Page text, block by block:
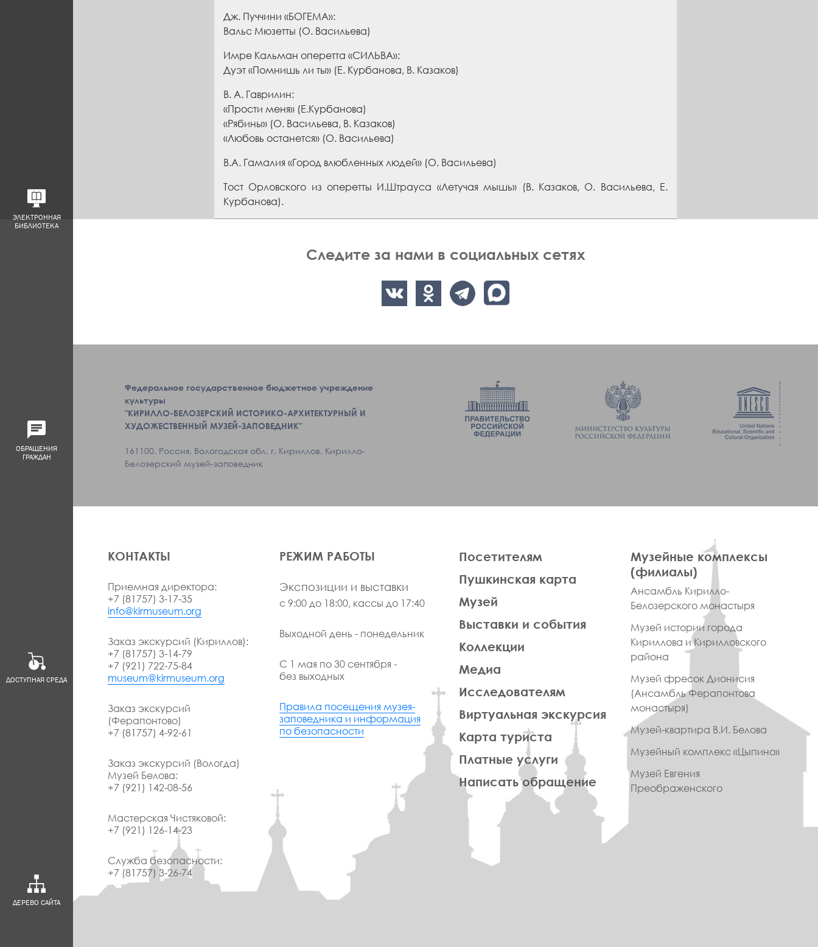
ЭЛЕКТРОННАЯ
БИБЛИОТЕКА
ОБРАЩЕНИЯ
ГРАЖДАН
ДОСТУПНАЯ СРЕДА
ДЕРЕВО САЙТА
Дж. Пуччини «БОГЕМА»:
Вальс Мюзетты (О. Васильева)
Имре Кальман оперетта «СИЛЬВА»:
Дуэт «Помнишь ли ты» (Е. Курбанова, В. Казаков)
В. А. Гаврилин:
«Прости меня» (Е.Курбанова)
«Рябины» (О. Васильева, В. Казаков)
«Любовь останется» (О. Васильева)
В.А. Гамалия «Город влюбленных людей» (О. Васильева)
Тост Орловского из оперетты И.Штрауса «Летучая мышь» (В. Казаков, О. Васильева, Е.
Курбанова).
Следите за нами в социальных сетях
Федеральное государственное бюджетное учреждение
культуры
"КИРИЛЛО-БЕЛОЗЕРСКИЙ ИСТОРИКО-АРХИТЕКТУРНЫЙ И
ХУДОЖЕСТВЕННЫЙ МУЗЕЙ-ЗАПОВЕДНИК"
161100, Россия, Вологодская обл, г. Кириллов, Кирилло-
Белозерский музей-заповедник
КОНТАКТЫ
Приемная директора:
+7 (81757) 3-17-35
info@kirmuseum.org
Заказ экскурсий (Кириллов):
+7 (81757) 3-14-79
+7 (921) 722-75-84
museum@kirmuseum.org
Заказ экскурсий
(Ферапонтово)
+7 (81757) 4-92-61
Заказ экскурсий (Вологда)
Музей Белова:
+7 (921) 142-08-56
Мастерская Чистяковой:
+7 (921) 126-14-23
Служба безопасности:
+7 (81757) 3-26-74
РЕЖИМ РАБОТЫ
Экспозиции и выставки
с 9:00 до 18:00, кассы до 17:40
Выходной день - понедельник
С 1 мая по 30 сентября -
без выходных
Правила посещения музея-
заповедника и информация
по безопасности
ЛЕВАЯ
ЧАСТЬ
ФУТЕР
Посетителям
Пушкинская карта
Музей
Выставки и события
Коллекции
Медиа
Исследователям
Виртуальная экскурсия
Карта туриста
Платные услуги
Написать обращение
ПРАВОЕ
МЕНЮ
ФУТЕР
Музейные комплексы
(филиалы)
Ансамбль Кирилло-
Белозерского монастыря
Музей истории города
Кириллова и Кирилловского
района
Музей фресок Дионисия
(Ансамбль Ферапонтова
монастыря)
Музей-квартира В.И. Белова
Музейный комплекс «Цыпино»
Музей Евгения
Преображенского